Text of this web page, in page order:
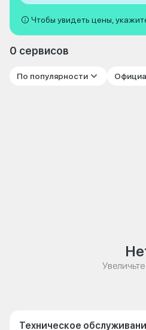
Чтобы увидеть цены,
0 сервисов
По популярности
Техническое